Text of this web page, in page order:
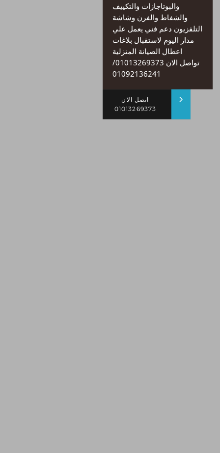
والبوتاجازات والتكييف
والشفاط والفرن وشاشة
التلفزيون دعم فني يعمل علي
مدار اليوم لاستقبال بلاغات
اعطال الصيانة المنزلية
تواصل الان 01013269373/
01092136241
اتصل الان
01013269373